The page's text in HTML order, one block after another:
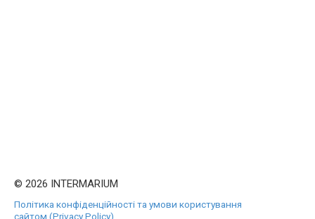
© 2026 INTERMARIUM
Політика конфіденційності та умови користування
сайтом (Privacy Policy)